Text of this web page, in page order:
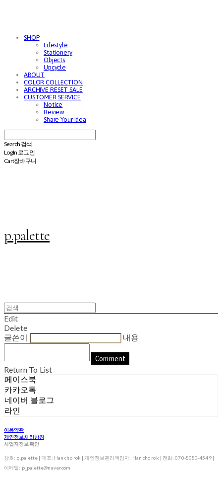
SHOP
Lifestyle
Stationery
Objects
Upcycle
ABOUT
COLOR COLLECTION
ARCHIVE RESET SALE
CUSTOMER SERVICE
Notice
Review
Share Your Idea
Search 검색
Log In 로그인
Cart장바구니
p.palette
Edit
Delete
글쓴이
내용
Comment
Return To List
페이스북
카카오톡
네이버 블로그
라인
이용약관
개인정보처리방침
사업자정보확인
상호: p.palette | 대표: Han cho rok | 개인정보관리책임자: Han cho rok | 전화: 070-8080-4549 |
이메일: p_palette@naver.com